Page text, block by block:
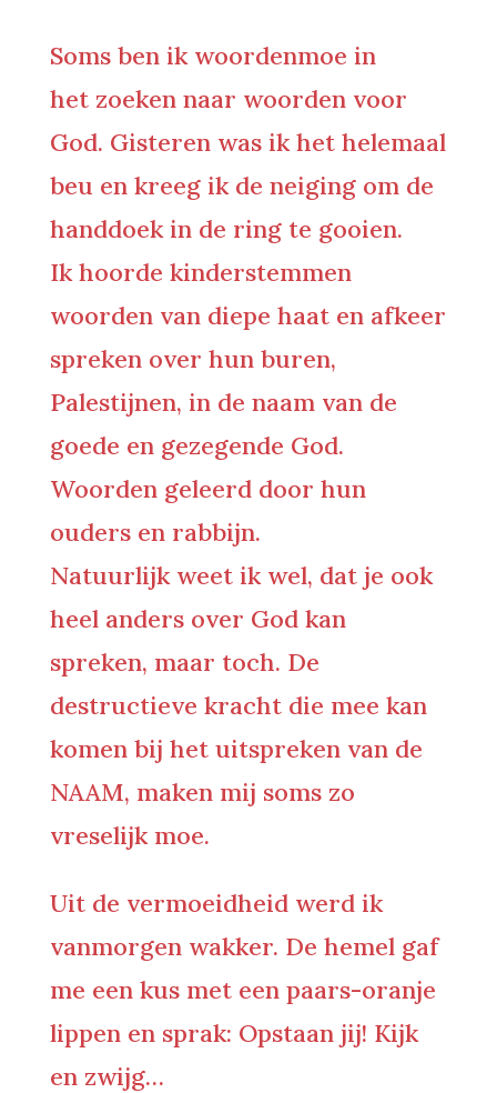
Soms ben ik woordenmoe in
het zoeken naar woorden voor
God. Gisteren was ik het helemaal
beu en kreeg ik de neiging om de
handdoek in de ring te gooien.
Ik hoorde kinderstemmen
woorden van diepe haat en afkeer
spreken over hun buren,
Palestijnen, in de naam van de
goede en gezegende God.
Woorden geleerd door hun
ouders en rabbijn.
Natuurlijk weet ik wel, dat je ook
heel anders over God kan
spreken, maar toch. De
destructieve kracht die mee kan
komen bij het uitspreken van de
NAAM, maken mij soms zo
vreselijk moe.
Uit de vermoeidheid werd ik
vanmorgen wakker. De hemel gaf
me een kus met een paars-oranje
lippen en sprak: Opstaan jij! Kijk
en zwijg…